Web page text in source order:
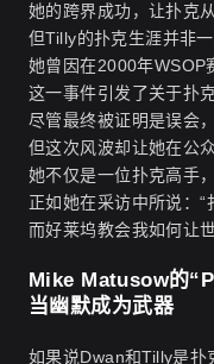
她的跨界成功，让扑克
但Tilly的扑克生涯并非一
她曾因在2000年WSOP
这一事件引发了关于扑
尽管最终被证明是误会，
但这次风波却让她在公
她不仅是一位扑克高手
正如她在采访中所说：“
而好莱坞教会我如何让
Mike Matusow的
当幽默成为武器
如果说Dwan和Tilly是扑